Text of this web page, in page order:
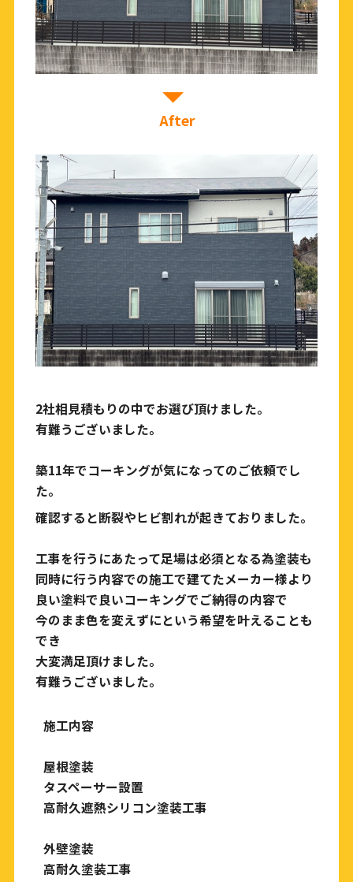
After
2社相見積もりの中でお選び頂けました。
有難うございました。
築11年でコーキングが気になってのご依頼でし
た。
確認すると断裂やヒビ割れが起きておりました。
工事を行うにあたって足場は必須となる為塗装も
同時に行う内容での施工で建てたメーカー様より
良い塗料で良いコーキングでご納得の内容で
今のまま色を変えずにという希望を叶えることも
でき
大変満足頂けました。
有難うございました。
施工内容
屋根塗装
タスペーサー設置
高耐久遮熱シリコン塗装工事
外壁塗装
高耐久塗装工事